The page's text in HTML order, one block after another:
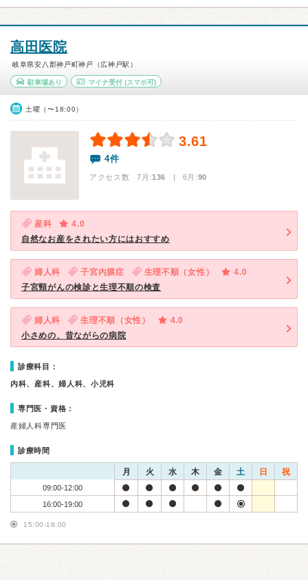
高田医院
岐阜県安八郡神戸町神戸（広神戸駅）
駐車場あり マイナ受付(スマホ可)
土曜（〜18:00）
3.61
4件
アクセス数 7月:136 | 6月:90
産科
4.0
自然なお産をされたい方にはおすすめ
婦人科 子宮内膜症 生理不順（女性）
4.0
子宮頸がんの検診と生理不順の検査
婦人科 生理不順（女性）
4.0
小さめの、昔ながらの病院
診療科目：
内科、産科、婦人科、小児科
専門医・資格：
産婦人科専門医
診療時間
月 火 水 木 金 土 日 祝
09:00-12:00
16:00-19:00
15:00-18:00